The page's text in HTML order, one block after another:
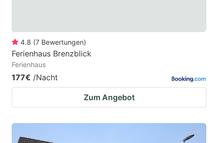
4.8 (7 Bewertungen)
Ferienhaus Brenzblick
Ferienhaus
177€ /Nacht
Zum Angebot